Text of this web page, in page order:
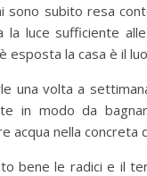
sono subito resa
la luce sufficiente
esposta la casa è il
una volta a
in modo da
nella concreta
bene le radici e il